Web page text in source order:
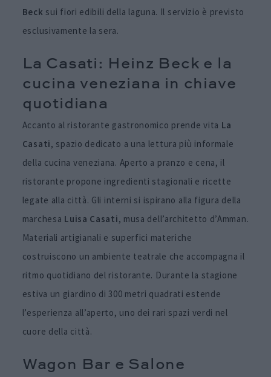
Beck sui fiori edibili della laguna. Il servizio è previsto
esclusivamente la sera.
La Casati: Heinz Beck e la
cucina veneziana in chiave
quotidiana
Accanto al ristorante gastronomico prende vita La
Casati, spazio dedicato a una lettura più informale
della cucina veneziana. Aperto a pranzo e cena, il
ristorante propone ingredienti stagionali e ricette
legate alla città. Gli interni si ispirano alla figura della
marchesa Luisa Casati, musa dell’architetto d’Amman.
Materiali artigianali e superfici materiche
costruiscono un ambiente teatrale che accompagna il
ritmo quotidiano del ristorante. Durante la stagione
estiva un giardino di 300 metri quadrati estende
l’esperienza all’aperto, uno dei rari spazi verdi nel
cuore della città.
Wagon Bar e Salone